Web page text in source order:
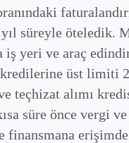
yıl süreyle öteledik.
iş yeri ve araç
kredilerine üst limiti
teçhizat alımı
süre önce vergi
finansmana